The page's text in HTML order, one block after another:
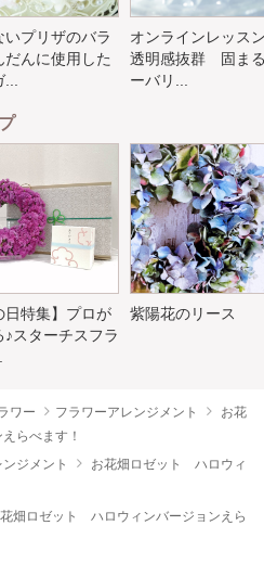
いプリザのバラ
だんに使用した
...
オンラインレッス
透明感抜群 固ま
ーバリ...
日特集】プロが
♪スターチスフラ
紫陽花のリース
ワー フラワーアレンジメント
お花
らべます！
ジメント
お花畑ロゼット ハロウィ
畑ロゼット ハロウィンバージョンえら